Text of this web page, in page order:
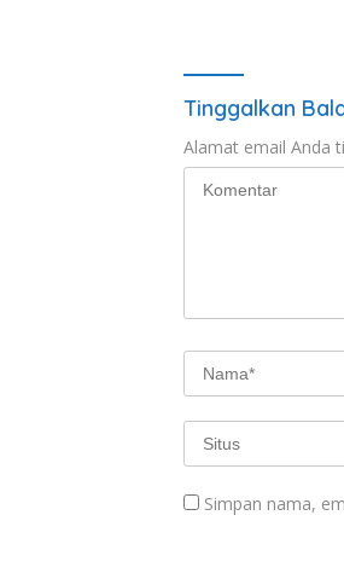
Tinggalkan
Alamat email Anda
Simpan nama,